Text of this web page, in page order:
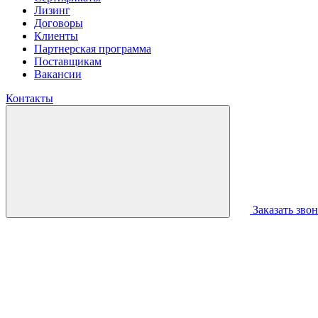
Лизинг
Договоры
Клиенты
Партнерская программа
Поставщикам
Вакансии
Контакты
Заказать